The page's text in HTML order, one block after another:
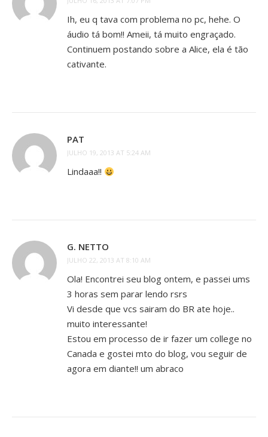
Ih, eu q tava com problema no pc, hehe. O
áudio tá bom!! Ameii, tá muito engraçado.
Continuem postando sobre a Alice, ela é tão
cativante.
PAT
JULHO 19, 2013 AT 5:24 AM
Lindaaa!!
G. NETTO
JULHO 22, 2013 AT 8:10 AM
Ola! Encontrei seu blog ontem, e passei ums
3 horas sem parar lendo rsrs
Vi desde que vcs sairam do BR ate hoje..
muito interessante!
Estou em processo de ir fazer um college no
Canada e gostei mto do blog, vou seguir de
agora em diante!! um abraco